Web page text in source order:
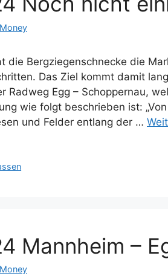
Money
die Bergziegenschnecke die
Das Ziel kommt damit
Radweg Egg – Schoppernau,
wie folgt beschrieben ist:
und Felder entlang der …
Mannheim –
Money